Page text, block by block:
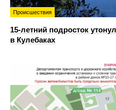
Происшествия
15-летний подросток
в Кулебаках